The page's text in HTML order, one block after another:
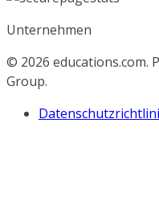
Unternehmen
© 2026 educations.com.
Group.